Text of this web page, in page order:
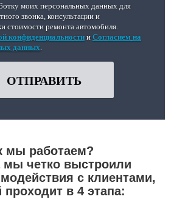
моих персональных данных для
звонка, консультации и
стоимости ремонта автомобиля.
конфиденциальностии Согласием на
данных
ОТПРАВИТЬ
мы работаем?
мы четко выстроили
с клиентами,
проходит в 4 этапа: